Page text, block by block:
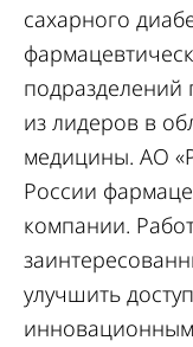
сахарного
подразделений
из лидеров в
медицины. АО
России
компании.
улучшить